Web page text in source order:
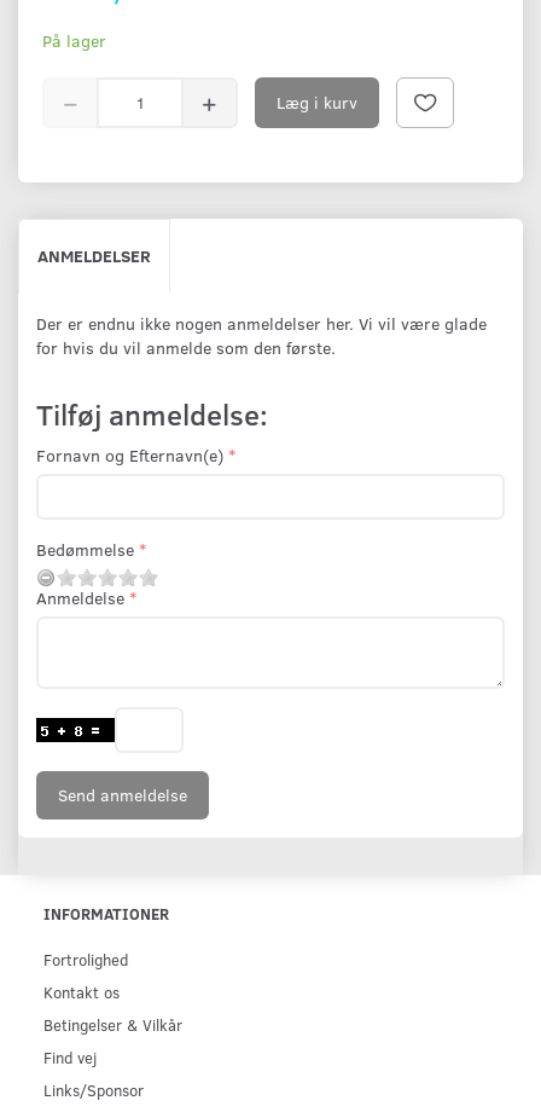
På lager
Læg i kurv
ANMELDELSER
Der er endnu ikke nogen anmeldelser her. Vi vil være glade
for hvis du vil anmelde som den første.
Tilføj anmeldelse:
Fornavn og Efternavn(e)
Bedømmelse
Anmeldelse
Send anmeldelse
INFORMATIONER
Fortrolighed
Kontakt os
Betingelser & Vilkår
Find vej
Links/Sponsor